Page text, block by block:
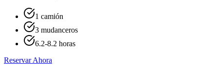
1 camión
3 mudanceros
6.2-8.2 horas
Reservar Ahora